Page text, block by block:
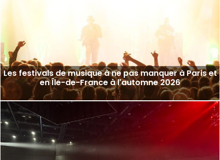
Les festivals de musique à ne pas manquer à Paris et
en Île-de-France à l'automne 2026